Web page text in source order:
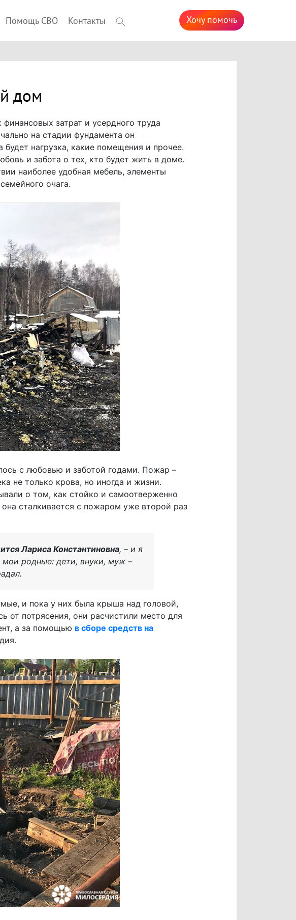
Помощь СВО Контакты Хочу помочь
дом
затрат и усердного труда
на стадии фундамента он
нагрузка, какие помещения и прочее.
и забота о тех, кто будет жить в доме.
наиболее удобная мебель, элементы
очага.
с любовью и заботой годами. Пожар –
не только крова, но иногда и жизни.
о том, как стойко и самоотверженно
сталкивается с пожаром уже второй раз
Лариса Константиновна, – и я
родные: дети, внуки, муж –
и пока у них была крыша над головой,
от потрясения, они расчистили место для
а за помощью в сборе средств на